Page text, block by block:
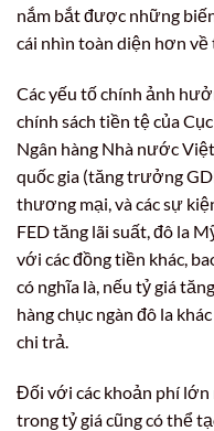
nắm bắt được những
cái nhìn toàn diện hơn về
Các yếu tố chính ảnh
chính sách tiền tệ của
Ngân hàng Nhà nước
quốc gia (tăng trưởng
thương mại, và các sự
FED tăng lãi suất, đô la
với các đồng tiền khác,
có nghĩa là, nếu tỷ giá
hàng chục ngàn đô la
chi trả.
Đối với các khoản phí
trong tỷ giá cũng có thể